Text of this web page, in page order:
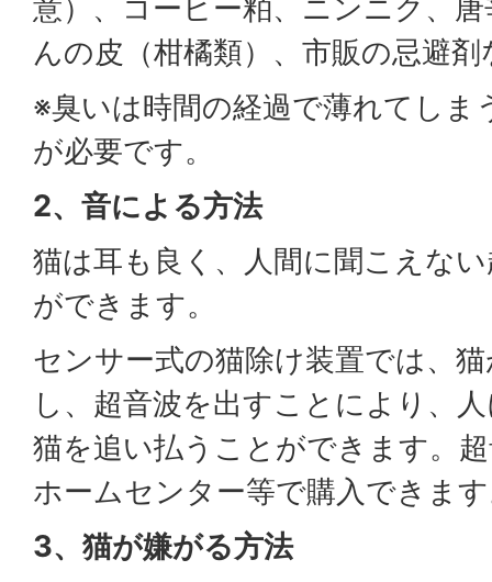
意）、コーヒー粕、ニンニク、
んの皮（柑橘類）、市販の忌避剤
※臭いは時間の経過で薄れてしま
が必要です。
2、音による方法
猫は耳も良く、人間に聞こえな
ができます。
センサー式の猫除け装置では、
し、超音波を出すことにより、
猫を追い払うことができます。
ホームセンター等で購入できま
3、猫が嫌がる方法